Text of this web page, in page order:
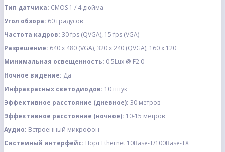
Тип датчика: CMOS 1 / 4 дюйма
Угол обзора: 60 градусов
Частота кадров: 30 fps (QVGA), 15 fps (VGA)
Разрешение: 640 х 480 (VGA), 320 х 240 (QVGA), 160 х 120
Минимальная освещенность: 0.5Lux @ F2.0
Ночное видение: Да
Инфракрасных светодиодов: 10 штук
Эффективное расстояние (дневное): 30 метров
Эффективное расстояние (ночное): 10-15 метров
Аудио: Встроенный микрофон
Системный интерфейс: Порт Ethernet 10Base-T/100Base-TX